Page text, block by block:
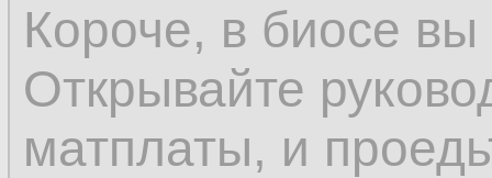
Короче, в биосе вы
Открывайте
матплаты, и